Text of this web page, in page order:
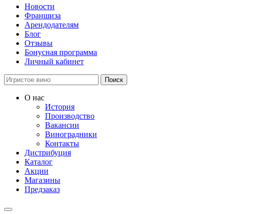
Новости
Франшиза
Арендодателям
Блог
Отзывы
Бонусная программа
Личный кабинет
Поиск
О нас
История
Производство
Вакансии
Виноградники
Контакты
Дистрибуция
Каталог
Акции
Магазины
Предзаказ